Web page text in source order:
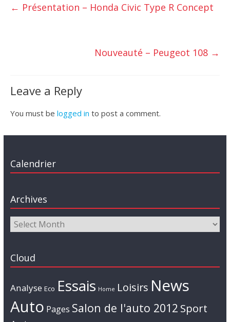
← Présentation – Honda Civic Type R Concept
Nouveauté – Peugeot 108 →
Leave a Reply
You must be logged in to post a comment.
Calendrier
Archives
Cloud
Analyse Eco Essais Home Loisirs News
Auto Pages Salon de l'auto 2012 Sport